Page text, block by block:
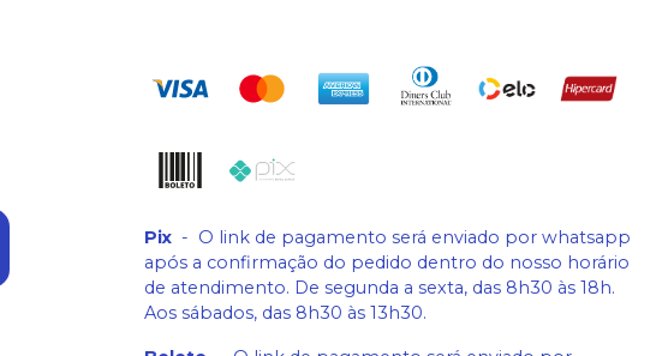
Pix - O link de pagamento será enviado por whatsapp
após a confirmação do pedido dentro do nosso horário
de atendimento. De segunda a sexta, das 8h30 às 18h.
Aos sábados, das 8h30 às 13h30.